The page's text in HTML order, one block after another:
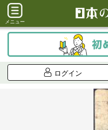
メニュー
ログイン